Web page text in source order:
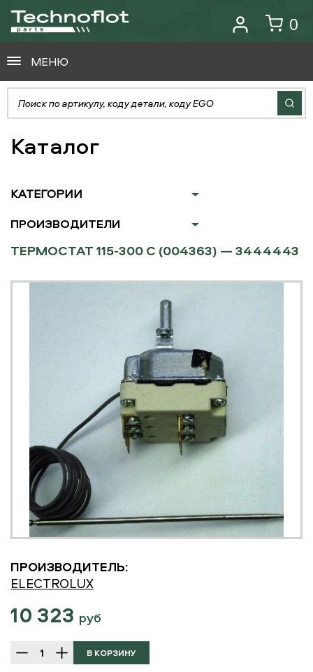
0
МЕНЮ
Каталог
КАТЕГОРИИ
ПРОИЗВОДИТЕЛИ
ТЕРМОСТАТ 115-300 С (004363) — 3444443
ПРОИЗВОДИТЕЛЬ:
ELECTROLUX
10 323 руб